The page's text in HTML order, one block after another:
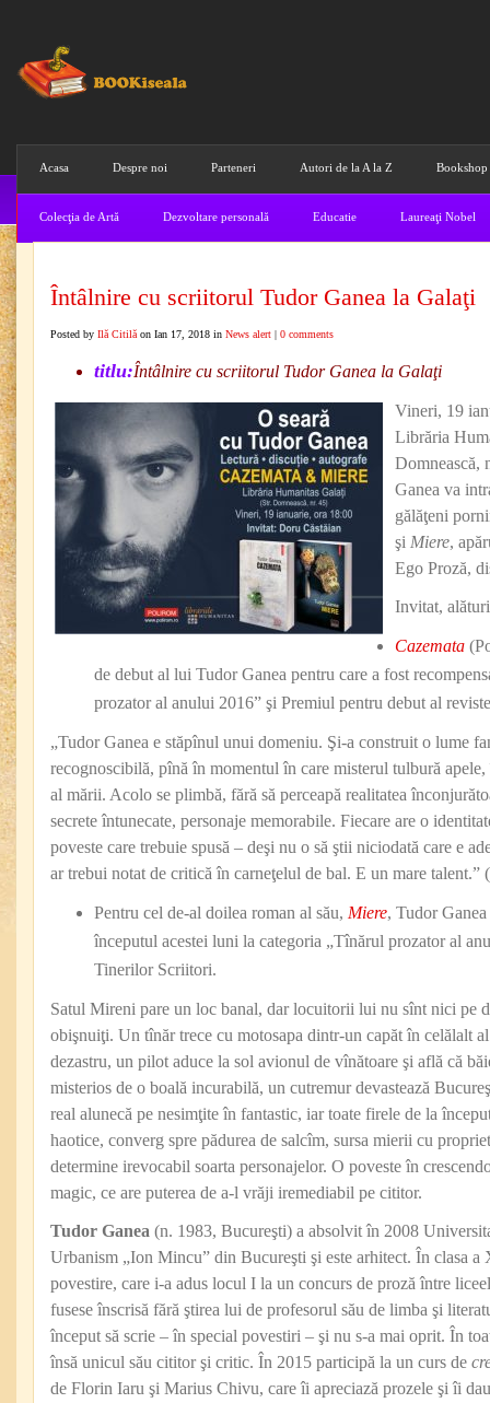
Acasa Despre noi Parteneri Autori de la A la Z Bookshop
Colecţia de Artă Dezvoltare personală Educatie Laureaţi Nobel
Întâlnire cu scriitorul Tudor Ganea la Galaţi
Posted by Ilă Citilă on Ian 17, 2018 in News alert | 0 comments
titlu:Întâlnire cu scriitorul Tudor Ganea la Galaţi
Vineri, 19
Librăria
Domnească,
Ganea va
gălăţeni
şi Miere,
Ego Proză,
Invitat,
Cazemata
de debut al lui Tudor Ganea pentru care a fost
prozator al anului 2016” şi Premiul pentru debut al
„Tudor Ganea e stăpînul unui domeniu. Şi-a construit o lume
recognoscibilă, pînă în momentul în care misterul tulbură
al mării. Acolo se plimbă, fără să perceapă realitatea
secrete întunecate, personaje memorabile. Fiecare are o
poveste care trebuie spusă – deşi nu o să ştii niciodată care e
ar trebui notat de critică în carneţelul de bal. E un mare talent.”
Pentru cel de-al doilea roman al său, Miere, Tudor
începutul acestei luni la categoria „Tînărul prozator al
Tinerilor Scriitori.
Satul Mireni pare un loc banal, dar locuitorii lui nu sînt nici pe
obişnuiţi. Un tînăr trece cu motosapa dintr-un capăt în celălalt
dezastru, un pilot aduce la sol avionul de vînătoare şi află că
misterios de o boală incurabilă, un cutremur devastează
real alunecă pe nesimţite în fantastic, iar toate firele de la
haotice, converg spre pădurea de salcîm, sursa mierii cu
determine irevocabil soarta personajelor. O poveste în
magic, ce are puterea de a-l vrăji iremediabil pe cititor.
Tudor Ganea (n. 1983, Bucureşti) a absolvit în 2008
Urbanism „Ion Mincu” din Bucureşti şi este arhitect. În clasa a
povestire, care i-a adus locul I la un concurs de proză între
fusese înscrisă fără ştirea lui de profesorul său de limba şi
început să scrie – în special povestiri – şi nu s-a mai oprit. În
însă unicul său cititor şi critic. În 2015 participă la un curs de
de Florin Iaru şi Marius Chivu, care îi apreciază prozele şi îi